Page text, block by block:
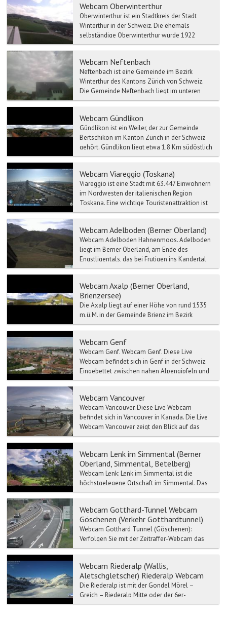
Webcam Oberwinterthur
Oberwinterthur ist ein Stadtkreis der Stadt
Winterthur in der Schweiz. Die ehemals
selbständige Oberwinterthur wurde 1922
eingemeindet und bildet d...
Webcam Neftenbach
Neftenbach ist eine Gemeinde im Bezirk
Winterthur des Kantons Zürich von Schweiz.
Die Gemeinde Neftenbach liegt im unteren
Tösstal, 19 Km Luftlinie...
Webcam Gündlikon
Gündlikon ist ein Weiler, der zur Gemeinde
Bertschikon im Kanton Zürich in der Schweiz
gehört. Gündlikon liegt etwa 1,8 Km südöstlich
des Dorfes Be...
Webcam Viareggio (Toskana)
Viareggio ist eine Stadt mit 63.447 Einwohnern
im Nordwesten der italienischen Region
Toskana. Eine wichtige Touristenattraktion ist
der Karneval, ...
Webcam Adelboden (Berner Oberland)
Webcam Adelboden Hahnenmoos. Adelboden
liegt im Berner Oberland, am Ende des
Engstligentals, das bei Frutigen ins Kandertal
mündet. Die S...
Webcam Axalp (Berner Oberland,
Brienzersee)
Die Axalp liegt auf einer Höhe von rund 1535
m.ü.M. in der Gemeinde Brienz im Bezirk
Interlaken und ist mit dem Postauto oder dem
Webcam Genf
Webcam Genf. Webcam Genf. Diese Live
Webcam befindet sich in Genf in der Schweiz.
Eingebettet zwischen nahen Alpengipfeln und
...
Webcam Vancouver
Webcam Vancouver. Diese Live Webcam
befindet sich in Vancouver in Kanada. Die Live
Webcam Vancouver zeigt den Blick auf das
En...
Webcam Lenk im Simmental (Berner
Oberland, Simmental, Betelberg)
Webcam Lenk: Lenk im Simmental ist die
höchstgelegene Ortschaft im Simmental. Das
Gemeindegebiet der Lenk im Simmental
Webcam Gotthard-Tunnel Webcam
Göschenen (Verkehr Gotthardtunnel)
Webcam Gotthard Tunnel (Göschenen):
Verfolgen Sie mit der Zeitraffer-Webcam das
Live Wetter-Gotthard Tunnel. Verkehr- und
Webcam Riederalp (Wallis,
Aletschgletscher) Riederalp Webcam
Die Riederalp ist mit der Gondel Mörel –
Greich – Riederalp Mitte oder der 6er-
Gondelbahn Mörel – Ried-Mörel – Riederalp